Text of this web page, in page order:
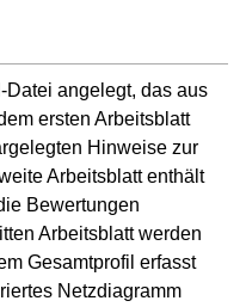
Datei angelegt, das aus
ersten Arbeitsblatt
Hinweise zur
Arbeitsblatt enthält
Bewertungen
Arbeitsblatt werden
Gesamtprofil erfasst
Netzdiagramm